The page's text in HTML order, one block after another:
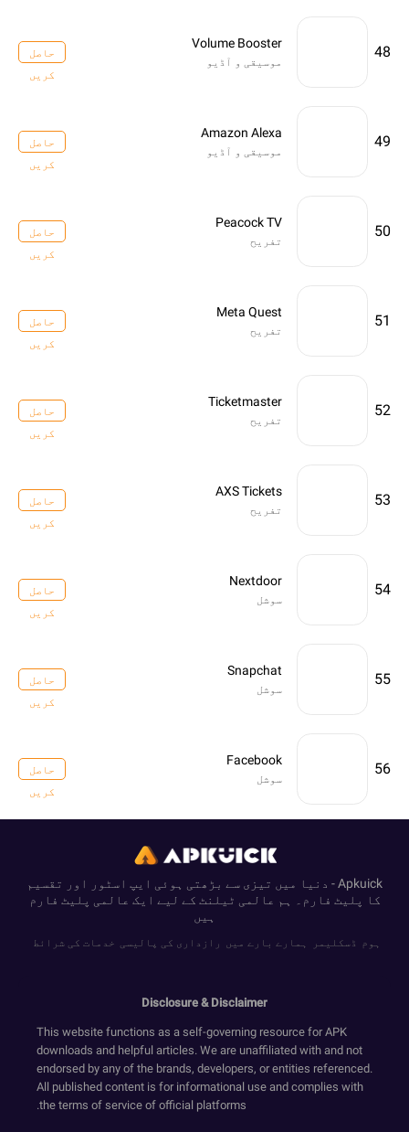
48
Volume Booster
موسیقی و آڈیو
حاصل
کریں
49
Amazon Alexa
موسیقی و آڈیو
حاصل
کریں
50
Peacock TV
تفریح
حاصل
کریں
51
Meta Quest
تفریح
حاصل
کریں
52
Ticketmaster
تفریح
حاصل
کریں
53
AXS Tickets
تفریح
حاصل
کریں
54
Nextdoor
سوشل
حاصل
کریں
55
Snapchat
سوشل
حاصل
کریں
56
Facebook
سوشل
حاصل
کریں
Apkuick - دنیا میں تیزی سے بڑھتی ہوئی ایپ اسٹور اور تقسیم
کا پلیٹ فارم۔ ہم عالمی ٹیلنٹ کے لیے ایک عالمی پلیٹ فارم
ہیں
ہوم ڈسکلیمر ہمارے بارے میں رازداری کی پالیسی خدمات کی شرائط
Disclosure & Disclaimer
This website functions as a self-governing resource for APK
downloads and helpful articles. We are unaffiliated with and not
endorsed by any of the brands, developers, or entities referenced.
All published content is for informational use and complies with
the terms of service of official platforms.